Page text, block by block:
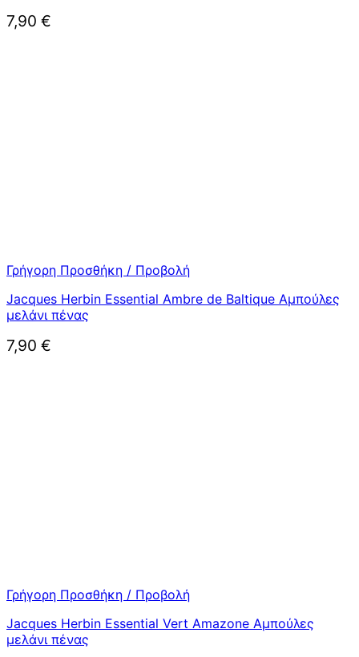
7,90 €
Γρήγορη Προσθήκη / Προβολή
Jacques Herbin Essential Ambre de Baltique Αμπούλες
μελάνι πένας
7,90 €
Γρήγορη Προσθήκη / Προβολή
Jacques Herbin Essential Vert Amazone Αμπούλες
μελάνι πένας